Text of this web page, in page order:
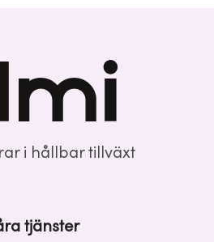
i hållbar tillväxt
tjänster